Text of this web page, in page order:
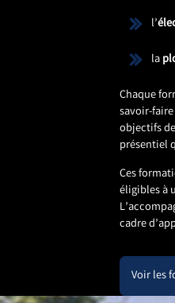
l’
la
Chaque
savoir-
objectifs
présentiel
Ces
éligibles à
cadre
Voir les